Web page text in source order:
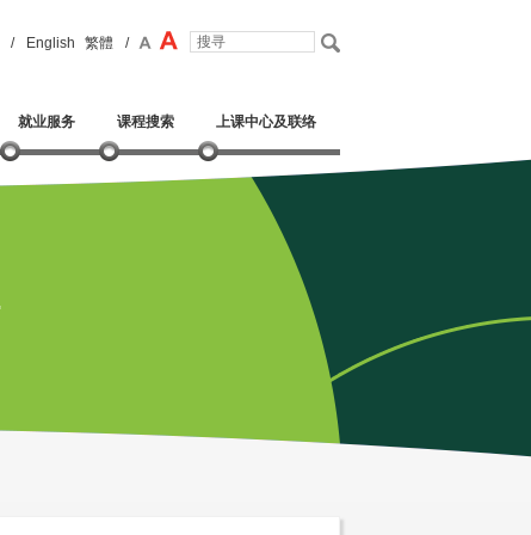
/ English 繁體 /
就业服务 课程搜索 上课中心及联络